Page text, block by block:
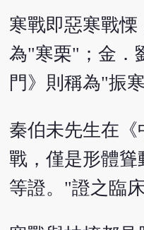
寒戰即惡寒戰
為"寒栗"；金．
門》則稱為"振
秦伯未先生在
戰，僅是形體聳
等證。"證之臨